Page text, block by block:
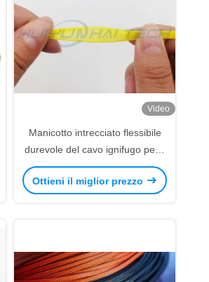
Video
Manicotto intrecciato flessibile
durevole del cavo ignifugo per il
cablaggio del cavo del cavo
Ottieni il miglior prezzo